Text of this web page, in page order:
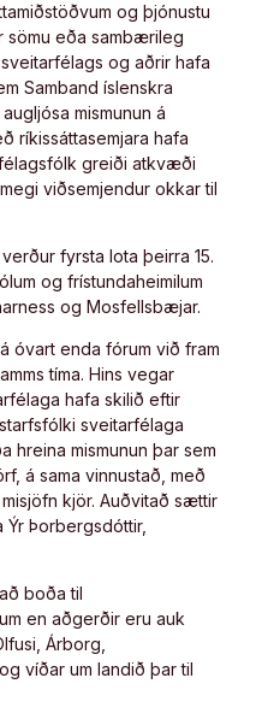
og þjónustu
sömu eða sambærileg
og aðrir hafa
Samband íslenskra
mismunun á
ríkissáttasemjara hafa
greiði atkvæði
viðsemjendur okkar til
fyrsta lota þeirra 15.
og frístundaheimilum
og Mosfellsbæjar.
óvart enda fórum við fram
tíma. Hins vegar
hafa skilið eftir
sveitarfélaga
hreina mismunun þar sem
á sama vinnustað, með
kjör. Auðvitað sættir
Ýr Þorbergsdóttir,
boða til
en aðgerðir eru auk
Árborg,
víðar um landið þar til